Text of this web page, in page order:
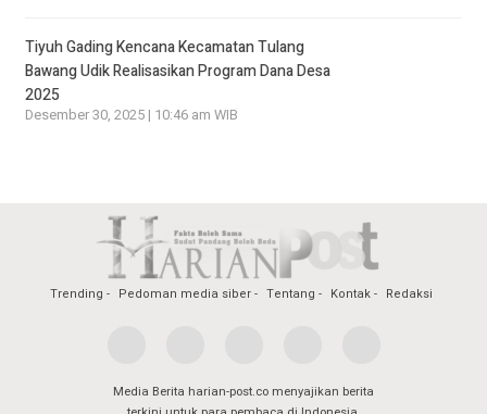
Tiyuh Gading Kencana Kecamatan Tulang
Bawang Udik Realisasikan Program Dana Desa
2025
Desember 30, 2025 | 10:46 am WIB
Trending Pedoman media siber Tentang Kontak Redaksi
Media Berita harian-post.co menyajikan berita